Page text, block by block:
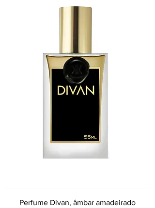
Perfume Divan, âmbar amadeirado